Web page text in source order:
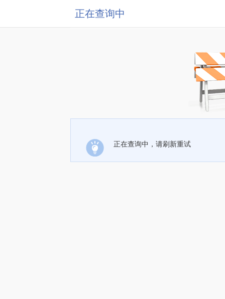
正在查询中
正在查询中，请刷新重试